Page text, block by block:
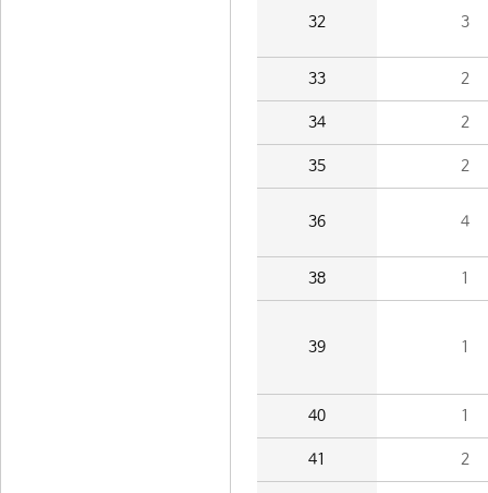
32 3
33 2
34 2
35 2
36 4
38 1
39 1
40 1
41 2